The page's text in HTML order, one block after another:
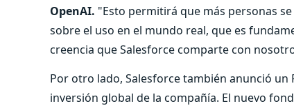
OpenAI. "Esto permitirá que más personas
sobre el uso en el mundo real, que es
creencia que Salesforce comparte con
Por otro lado, Salesforce también anunció un
inversión global de la compañía. El nuevo